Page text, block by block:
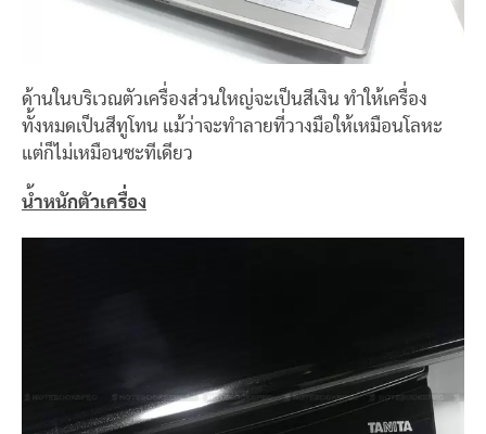
ด้านในบริเวณตัวเครื่องส่วนใหญ่จะเป็นสีเงิน ทำให้เครื่อง
ทั้งหมดเป็นสีทูโทน แม้ว่าจะทำลายที่วางมือให้เหมือนโลหะ
แต่ก็ไม่เหมือนซะทีเดียว
น้ำหนักตัวเครื่อง